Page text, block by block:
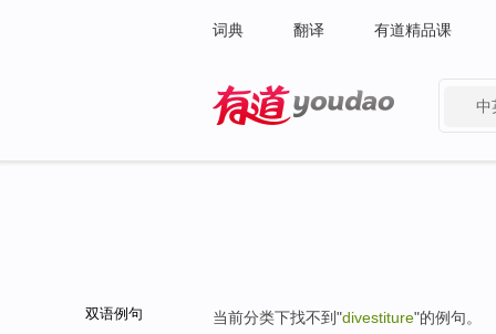
词典 翻译 有道精品课
中
双语例句 当前分类下找不到"divestiture"的例句。